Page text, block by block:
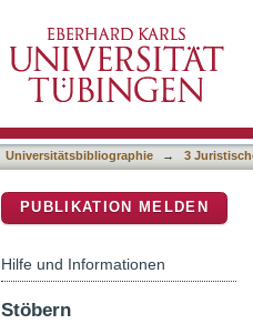
Universitätsbibliographie → 3
PUBLIKATION MELDEN
Hilfe und Informationen
Stöbern